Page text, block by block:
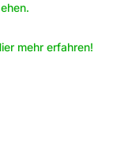
mehr erfahren!